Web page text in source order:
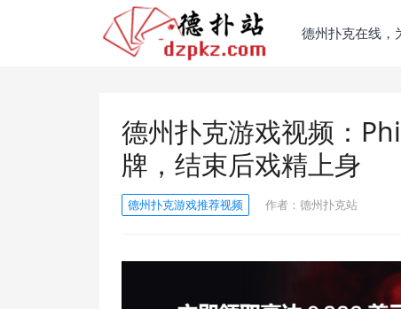
德州扑克在线，
德州扑克游戏视频：
牌，结束后戏精上身
德州扑克游戏推荐视频 作者： 德州扑克站